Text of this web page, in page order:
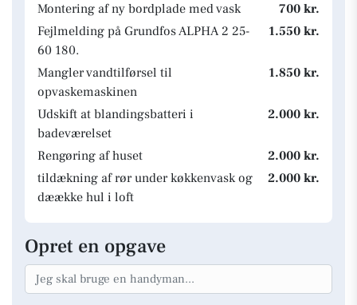
Montering af ny bordplade med vask
700 kr.
Fejlmelding på Grundfos ALPHA 2 25-
60 180.
1.550 kr.
Mangler vandtilførsel til
opvaskemaskinen
1.850 kr.
Udskift at blandingsbatteri i
badeværelset
2.000 kr.
Rengøring af huset
2.000 kr.
tildækning af rør under køkkenvask og
dæække hul i loft
2.000 kr.
Opret en opgave